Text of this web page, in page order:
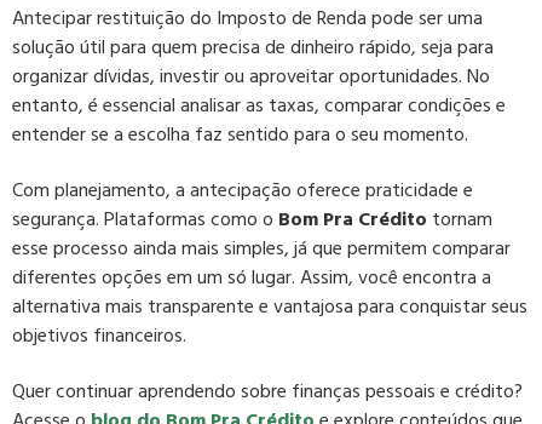
Antecipar restituição do Imposto de Renda pode ser uma
solução útil para quem precisa de dinheiro rápido, seja para
organizar dívidas, investir ou aproveitar oportunidades. No
entanto, é essencial analisar as taxas, comparar condições e
entender se a escolha faz sentido para o seu momento.
Com planejamento, a antecipação oferece praticidade e
segurança. Plataformas como o Bom Pra Crédito tornam
esse processo ainda mais simples, já que permitem comparar
diferentes opções em um só lugar. Assim, você encontra a
alternativa mais transparente e vantajosa para conquistar seus
objetivos financeiros.
Quer continuar aprendendo sobre finanças pessoais e crédito?